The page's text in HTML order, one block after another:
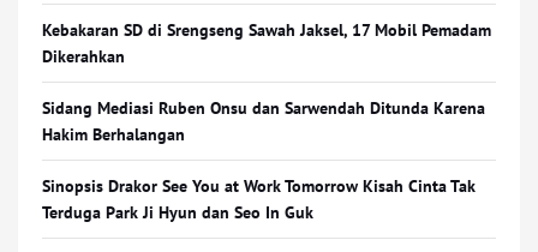
Kebakaran SD di Srengseng Sawah Jaksel, 17 Mobil Pemadam
Dikerahkan
Sidang Mediasi Ruben Onsu dan Sarwendah Ditunda Karena
Hakim Berhalangan
Sinopsis Drakor See You at Work Tomorrow Kisah Cinta Tak
Terduga Park Ji Hyun dan Seo In Guk